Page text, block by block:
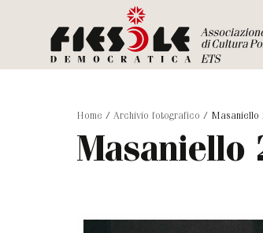
Home / Archivio fotografico / Masaniello
Masaniello